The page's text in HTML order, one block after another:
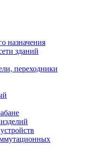
назначения
зданий
переходники